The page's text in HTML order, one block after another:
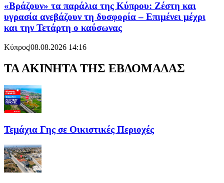
«Βράζουν» τα παράλια της Κύπρου: Ζέστη και
υγρασία ανεβάζουν τη δυσφορία – Επιμένει μέχρι
και την Τετάρτη ο καύσωνας
Κύπρος|08.08.2026 14:16
ΤΑ ΑΚΙΝΗΤΑ ΤΗΣ ΕΒΔΟΜΑΔΑΣ
Τεμάχια Γης σε Οικιστικές Περιοχές